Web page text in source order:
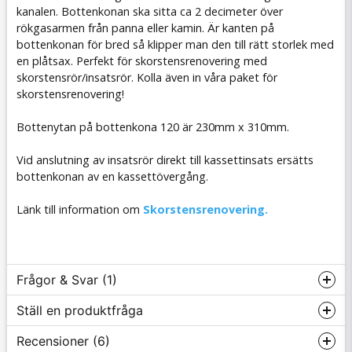
kanalen. Bottenkonan ska sitta ca 2 decimeter över
rökgasarmen från panna eller kamin. Är kanten på
bottenkonan för bred så klipper man den till rätt storlek med
en plåtsax. Perfekt för skorstensrenovering med
skorstensrör/insatsrör. Kolla även in våra paket för
skorstensrenovering!
Bottenytan på bottenkona 120 är 230mm x 310mm.
Vid anslutning av insatsrör direkt till kassettinsats ersätts
bottenkonan av en kassettövergång.
Länk till information om Skorstensrenovering.
Frågor & Svar (1)
Lars Ingevald Svensson frågade
Ställ en produktfråga
Recensioner (6)